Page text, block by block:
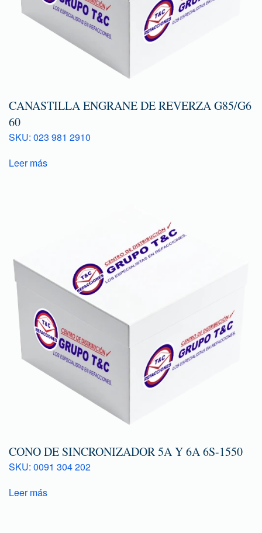
CANASTILLA ENGRANE DE REVERZA G85/G6
60
SKU: 023 981 2910
Leer más
CONO DE SINCRONIZADOR 5A Y 6A 6S-1550
SKU: 0091 304 202
Leer más